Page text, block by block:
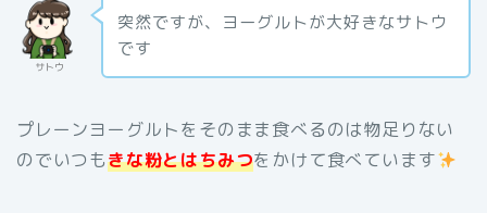
サトウ
突然ですが、ヨーグルトが大好きなサトウ
です
プレーンヨーグルトをそのまま食べるのは物足りない
のでいつもきな粉とはちみつをかけて食べています